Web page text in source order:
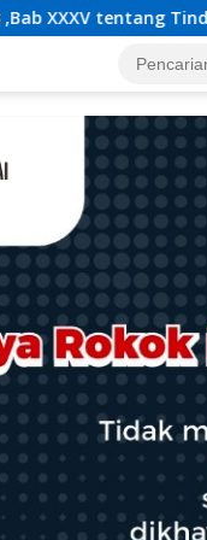
Khusus.